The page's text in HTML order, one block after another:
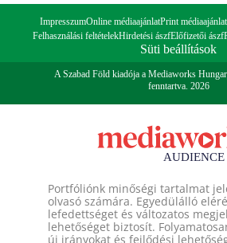
ImpresszumOnline médiaajánlatPrint médiaajánlat
Felhasználási feltételekHirdetési ászfElőfizetői ászf
Süti beállítások
A Szabad Föld kiadója a Mediaworks
fenntartva. 2026
Portfóliónk minőségi tartalmat
olvasó számára. Egyedülálló
lefedettséget és változatos
lehetőséget biztosít.
új irányokat és fejlődési